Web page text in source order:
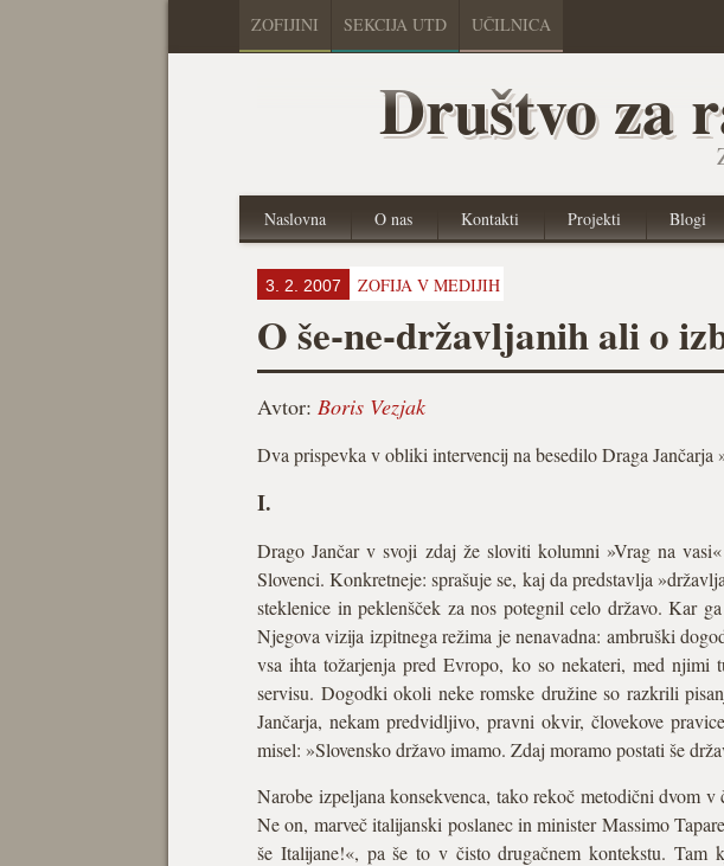
ZOFIJINI SEKCIJA UTD UČILNICA
Društvo za
Naslovna O nas Kontakti Projekti Blogi
3. 2. 2007 ZOFIJA V MEDIJIH
O še-ne-državljanih ali o
Avtor: Boris Vezjak
Dva prispevka v obliki intervencij na besedilo Draga
I.
Drago Jančar v svoji zdaj že sloviti kolumni »Vrag na
Slovenci. Konkretneje: sprašuje se, kaj da predstavlja
steklenice in peklenšček za nos potegnil celo državo. Kar
Njegova vizija izpitnega režima je nenavadna: ambruški
vsa ihta tožarjenja pred Evropo, ko so nekateri, med njimi
servisu. Dogodki okoli neke romske družine so razkrili
Jančarja, nekam predvidljivo, pravni okvir, človekove
misel: »Slovensko državo imamo. Zdaj moramo postati še
Narobe izpeljana konsekvenca, tako rekoč metodični dvom
Ne on, marveč italijanski poslanec in minister Massimo
še Italijane!«, pa še to v čisto drugačnem kontekstu.